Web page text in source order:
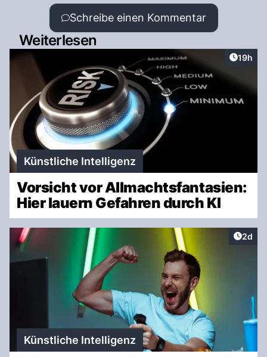
Schreibe einen Kommentar
Weiterlesen
Artikel
19h
Künstliche Intelligenz
Vorsicht vor Allmachtsfantasien:
Hier lauern Gefahren durch KI
2d
Künstliche Intelligenz